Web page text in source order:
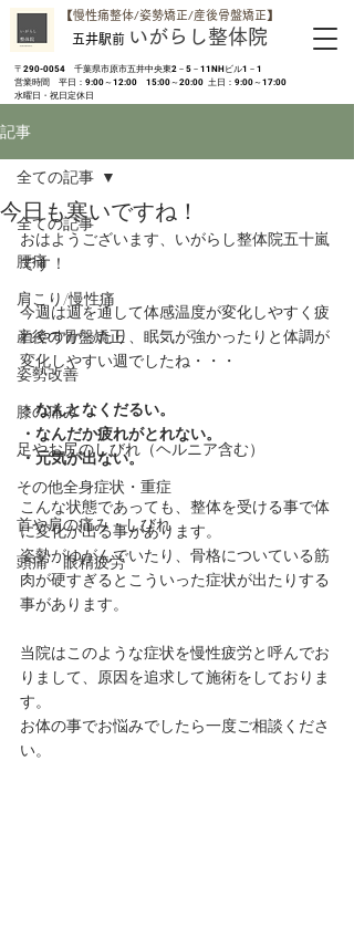
​【慢性痛整体/姿勢矯正/産後骨盤矯正】
五井駅前 いがらし整体院
​〒290-0054 千葉県市原市五井中央東2－5－11NHビル1－1
営業時間 平日：9:00～12:00 15:00～20:00 土日：9:00～17:00
​水曜日・祝日定休日
記事
全ての記事
腰痛
肩こり/慢性痛
産後の骨盤矯正
姿勢改善
膝の痛み
足やお尻のしびれ（ヘルニア含む）
その他全身症状・重症
首や肩の痛み・しびれ
頭痛 眼精疲労
全ての記事
今日も寒いですね！
おはようございます、いがらし整体院五十嵐
です！
今週は週を通して体感温度が変化しやすく疲
れやすかったり、眠気が強かったりと体調が
変化しやすい週でしたね・・・
・なんとなくだるい。
・なんだか疲れがとれない。
・元気が出ない。
こんな状態であっても、整体を受ける事で体
に変化が出る事があります。
姿勢がゆがんでいたり、骨格についている筋
肉が硬すぎるとこういった症状が出たりする
事があります。
当院はこのような症状を慢性疲労と呼んでお
りまして、原因を追求して施術をしておりま
す。
お体の事でお悩みでしたら一度ご相談くださ
い。